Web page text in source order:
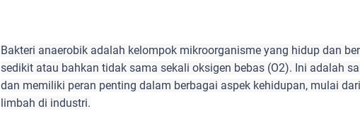
Bakteri anaerobik adalah kelompok mikroorganisme yang hidup dan
sedikit atau bahkan tidak sama sekali oksigen bebas (O2). Ini adalah
dan memiliki peran penting dalam berbagai aspek kehidupan, mulai
limbah di industri.